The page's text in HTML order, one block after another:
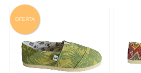
OFERTA